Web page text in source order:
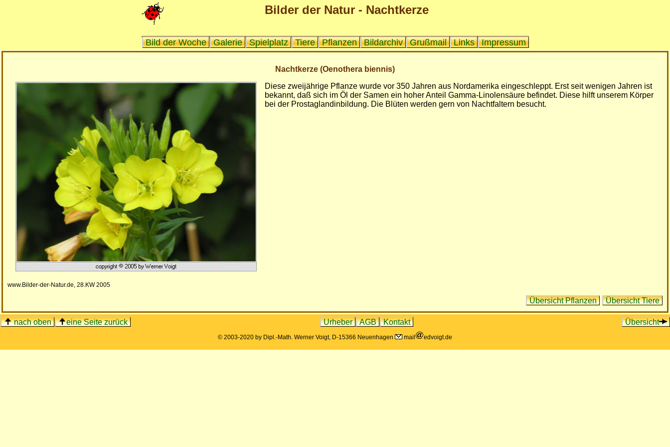
Bilder der Natur - Nachtkerze
Bild der Woche Galerie Spielplatz Tiere Pflanzen Bildarchiv Grußmail Links Impressum
Nachtkerze (Oenothera biennis)
Diese zweijährige Pflanze wurde vor 350 Jahren aus Nordamerika eingeschleppt. Erst seit wenigen Jahren ist
bekannt, daß sich im Öl der Samen ein hoher Anteil Gamma-Linolensäure befindet. Diese hilft unserem Körper
bei der Prostaglandinbildung. Die Blüten werden gern von Nachtfaltern besucht.
www.Bilder-der-Natur.de, 28.KW 2005
Übersicht Pflanzen Übersicht Tiere
nach oben eine Seite zurück Urheber AGB Kontakt Übersicht
© 2003-2020 by Dipl.-Math. Werner Voigt, D-15366 Neuenhagen mail edvoigt.de